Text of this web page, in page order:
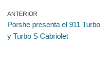
ANTERIOR
Porshe presenta el 911 Turbo
y Turbo S Cabriolet